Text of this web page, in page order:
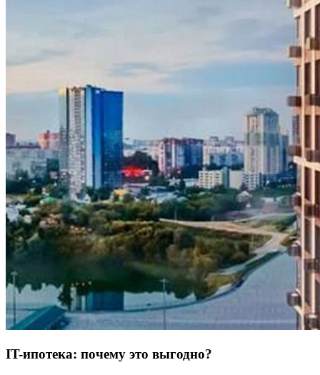
IT-ипотека: почему это выгодно?